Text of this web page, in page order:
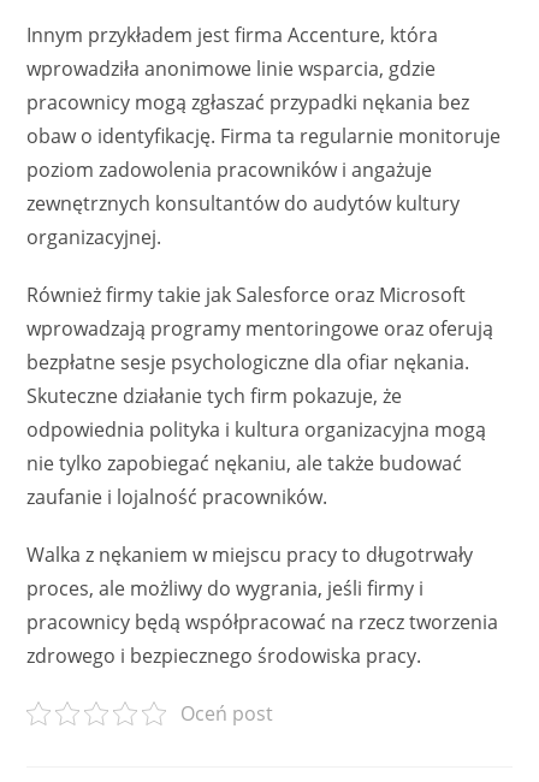
Innym przykładem jest firma Accenture, która
wprowadziła anonimowe linie wsparcia, gdzie
pracownicy mogą zgłaszać przypadki nękania bez
obaw o identyfikację. Firma ta regularnie monitoruje
poziom zadowolenia pracowników i angażuje
zewnętrznych konsultantów do audytów kultury
organizacyjnej.
Również firmy takie jak Salesforce oraz Microsoft
wprowadzają programy mentoringowe oraz oferują
bezpłatne sesje psychologiczne dla ofiar nękania.
Skuteczne działanie tych firm pokazuje, że
odpowiednia polityka i kultura organizacyjna mogą
nie tylko zapobiegać nękaniu, ale także budować
zaufanie i lojalność pracowników.
Walka z nękaniem w miejscu pracy to długotrwały
proces, ale możliwy do wygrania, jeśli firmy i
pracownicy będą współpracować na rzecz tworzenia
zdrowego i bezpiecznego środowiska pracy.
Oceń post